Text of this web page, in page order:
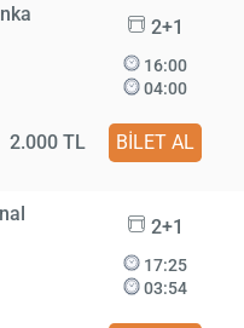
2+1
16:00
04:00
2.000 TL BİLET AL
2+1
17:25
03:54